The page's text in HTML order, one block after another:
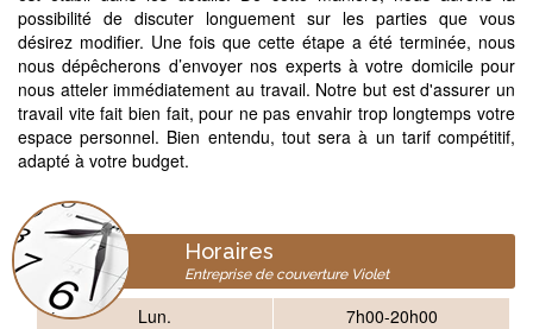
possibilité de discuter longuement sur les parties que vous
désirez modifier. Une fois que cette étape a été terminée, nous
nous dépêcherons d’envoyer nos experts à votre domicile pour
nous atteler immédiatement au travail. Notre but est d'assurer un
travail vite fait bien fait, pour ne pas envahir trop longtemps votre
espace personnel. Bien entendu, tout sera à un tarif compétitif,
adapté à votre budget.
Horaires
Entreprise de couverture Violet
Lun.
7h00-20h00